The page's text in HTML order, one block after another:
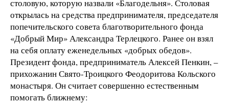
столовую, которую назвали «Благодельня». Столовая
открылась на средства предпринимателя, председателя
попечительского совета благотворительного фонда
«Добрый Мир» Александра Терлецкого. Ранее он взял
на себя оплату еженедельных «добрых обедов».
Президент фонда, предприниматель Алексей Пенкин, –
прихожанин Свято-Троицкого Феодоритова Кольского
монастыря. Он считает совершенно естественным
помогать ближнему: